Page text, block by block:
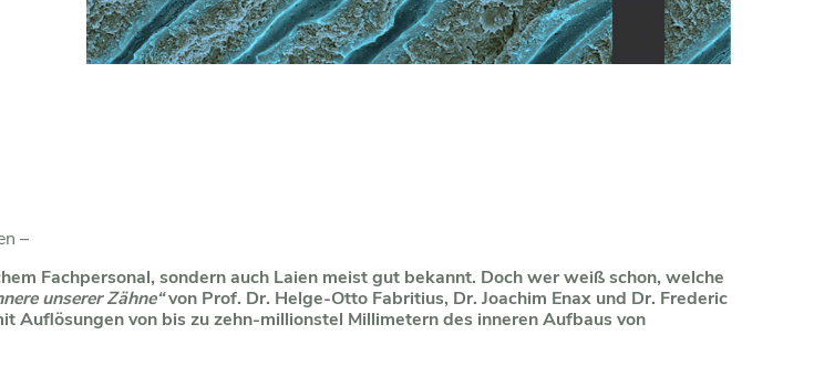
–
Fachpersonal, sondern auch Laien meist gut bekannt. Doch wer weiß schon, welche
unserer Zähne“von Prof. Dr. Helge-Otto Fabritius, Dr. Joachim Enax und Dr. Frederic
von bis zu zehn-millionstel Millimetern des inneren Aufbaus von